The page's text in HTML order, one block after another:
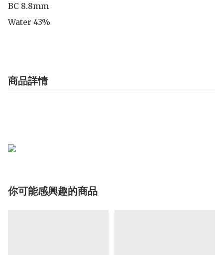
BC 8.8mm
商品詳情
你可能感興趣的商品